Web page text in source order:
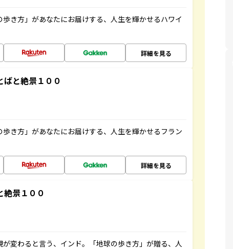
き方」があなたにお届けする、人生を輝かせるハワイ
詳細を見る
ばと絶景１００
き方」があなたにお届けする、人生を輝かせるフラン
詳細を見る
景１００
変わると言う、インド。「地球の歩き方」が贈る、人